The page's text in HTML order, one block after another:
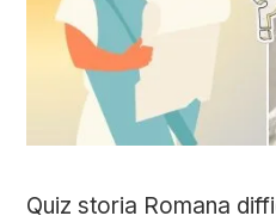
Quiz storia Romana